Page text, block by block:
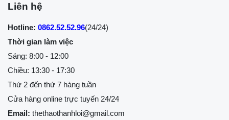
Liên hệ
Hotline: 0862.52.52.96(24/24)
Thời gian làm việc
Sáng: 8:00 - 12:00
Chiều: 13:30 - 17:30
Thứ 2 đến thứ 7 hàng tuần
Cửa hàng online trực tuyến 24/24
Email: thethaothanhloi@gmail.com